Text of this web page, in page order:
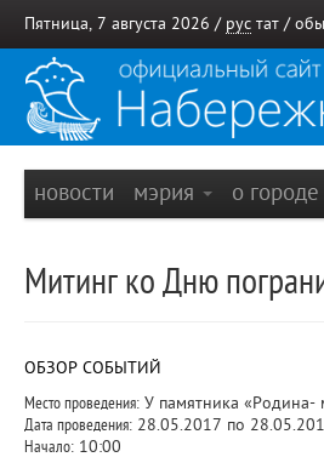
Пятница, 7 августа 2026 / рус тат /
новости мэрия о городе
Митинг ко Дню
ОБЗОР СОБЫТИЙ
Место проведения: У памятника «Родина-
Дата проведения: 28.05.2017 по
Начало: 10:00